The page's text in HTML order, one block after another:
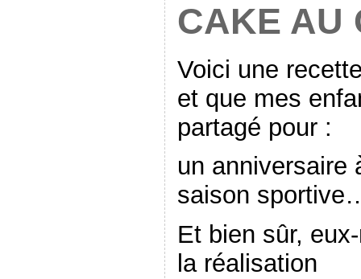
CAKE AU
Voici une
et que mes
partagé pour :
un
saison
Et bien sûr,
la réalisation